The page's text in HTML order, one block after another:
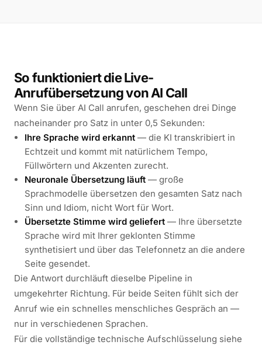
So funktioniert die Live-
Anrufübersetzung von AI Call
Wenn Sie über AI Call anrufen, geschehen drei Dinge
nacheinander pro Satz in unter 0,5 Sekunden:
Ihre Sprache wird erkannt — die KI transkribiert in
Echtzeit und kommt mit natürlichem Tempo,
Füllwörtern und Akzenten zurecht.
Neuronale Übersetzung läuft — große
Sprachmodelle übersetzen den gesamten Satz nach
Sinn und Idiom, nicht Wort für Wort.
Übersetzte Stimme wird geliefert — Ihre übersetzte
Sprache wird mit Ihrer geklonten Stimme
synthetisiert und über das Telefonnetz an die andere
Seite gesendet.
Die Antwort durchläuft dieselbe Pipeline in
umgekehrter Richtung. Für beide Seiten fühlt sich der
Anruf wie ein schnelles menschliches Gespräch an —
nur in verschiedenen Sprachen.
Für die vollständige technische Aufschlüsselung siehe